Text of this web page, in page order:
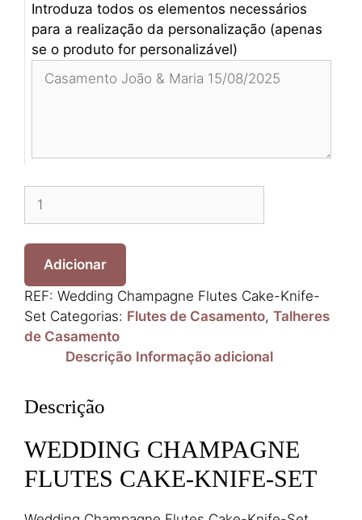
Introduza todos os elementos necessários
para a realização da personalização (apenas
se o produto for personalizável)
Champagne
Cake-
Knife-
Set
Adicionar
REF: Wedding Champagne Flutes Cake-Knife-
Set Categorias: Flutes de Casamento, Talheres
de Casamento
Descrição Informação adicional
Descrição
WEDDING CHAMPAGNE
FLUTES CAKE-KNIFE-SET